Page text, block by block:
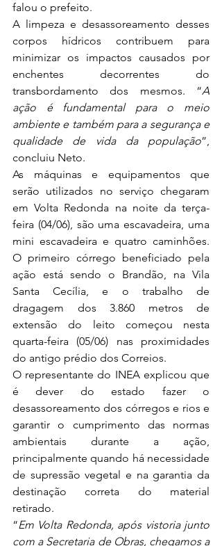
falou o prefeito.
A limpeza e desassoreamento desses
corpos hídricos contribuem para
minimizar os impactos causados por
enchentes decorrentes do
transbordamento dos mesmos. “A
ação é fundamental para o meio
ambiente e também para a segurança e
qualidade de vida da população”,
concluiu Neto.
As máquinas e equipamentos que
serão utilizados no serviço chegaram
em Volta Redonda na noite da terça-
feira (04/06), são uma escavadeira, uma
mini escavadeira e quatro caminhões.
O primeiro córrego beneficiado pela
ação está sendo o Brandão, na Vila
Santa Cecília, e o trabalho de
dragagem dos 3.860 metros de
extensão do leito começou nesta
quarta-feira (05/06) nas proximidades
do antigo prédio dos Correios.
O representante do INEA explicou que
é dever do estado fazer o
desassoreamento dos córregos e rios e
garantir o cumprimento das normas
ambientais durante a ação,
principalmente quando há necessidade
de supressão vegetal e na garantia da
destinação correta do material
retirado.
“Em Volta Redonda, após vistoria junto
com a Secretaria de Obras, chegamos a